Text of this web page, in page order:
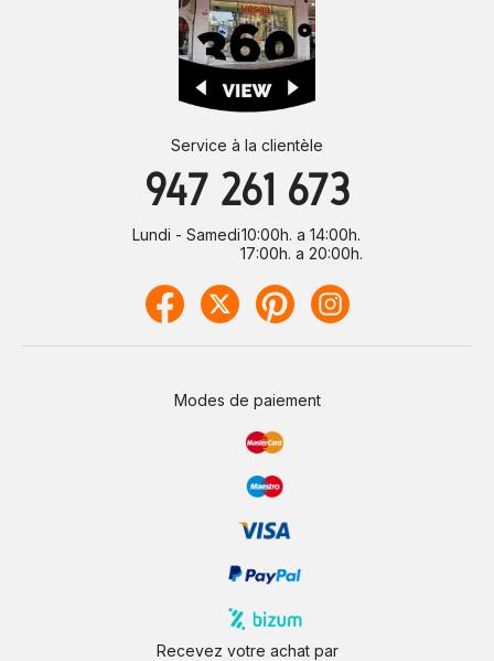
Service à la clientèle
947 261 673
Lundi - Samedi10:00h. a 14:00h.
17:00h. a 20:00h.
Modes de paiement
Recevez votre achat par